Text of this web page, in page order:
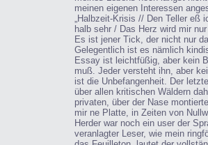
meinen eigenen Interessen
„Halbzeit-Krisis // Den Teller eß
halb sehr / Das Herz wird mir
Es ist jener Tick, der nicht nur
Gelegentlich ist es nämlich
Essay ist leichtfüßig, aber kein
muß. Jeder versteht ihn, aber
ist die Unbefangenheit. Der
über allen kritischen Wäldern
privaten, über der Nase
mir ne Platte, in Zeiten von
Herder war noch ein user der
veranlagter Leser, wie mein